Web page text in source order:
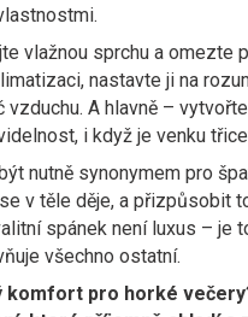
vlažnou sprchu a omezte
nastavte ji na
A hlavně –
i když je venku
nutně synonymem pro
v těle děje, a přizpůsobit
spánek není luxus – je
všechno ostatní.
komfort pro horké